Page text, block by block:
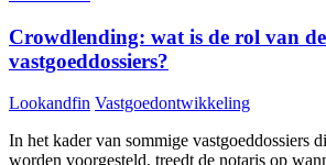
Crowdlending: wat is de rol van
vastgoeddossiers?
Lookandfin Vastgoedontwikkeling
In het kader van sommige vastgoeddossiers
worden voorgesteld, treedt de notaris op